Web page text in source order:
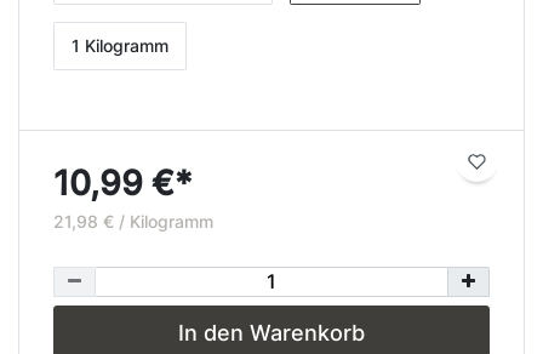
1 Kilogramm
10,99 €*
21,98 € / Kilogramm
In den Warenkorb